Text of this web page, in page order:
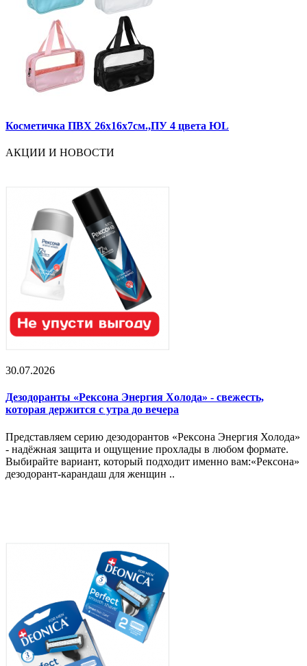
Косметичка ПВХ 26х16х7см.,ПУ 4 цвета ЮL
АКЦИИ И НОВОСТИ
30.07.2026
Дезодоранты «Рексона Энергия Холода» - свежесть,
которая держится с утра до вечера
Представляем серию дезодорантов «Рексона Энергия Холода»
- надёжная защита и ощущение прохлады в любом формате.
Выбирайте вариант, который подходит именно вам:«Рексона»
дезодорант-карандаш для женщин ..